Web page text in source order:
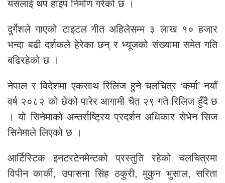
यसलाई थप हाइप निर्माण गरेको छ ।
दुर्गेशले गाएको टाइटल गीत अहिलेसम्म ३ लाख १० हजार
भन्दा बढी दर्शकले हेरेका छन् र भ्यूजको संख्यामा समेत गति
बढिरहेको छ ।
नेपाल र विदेशमा एकसाथ रिलिज हुने चलचित्र ‘कर्मा’ नयाँ
वर्ष २०८२ को छेको पारेर आगामी चैत २९ गते रिलिज हुँदै छ
। यो सिनेमाको अन्तर्राष्ट्रिय प्रदर्शन अधिकार सेभेन सिज
सिनेमाले लिएको छ ।
आर्टिस्टिक इनटरटेनमेन्टको प्रस्तुति रहेको चलचित्रमा
विपीन कार्की, उपासना सिंह ठकुरी, मुकुन भुसाल, सरिता